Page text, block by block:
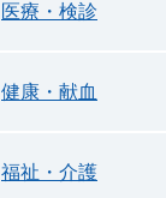
医療・検診
健康・献血
福祉・介護